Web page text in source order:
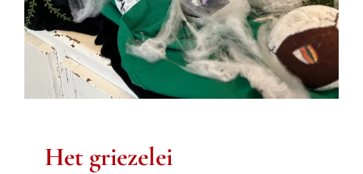
Derde leerjaar
Het griezelei